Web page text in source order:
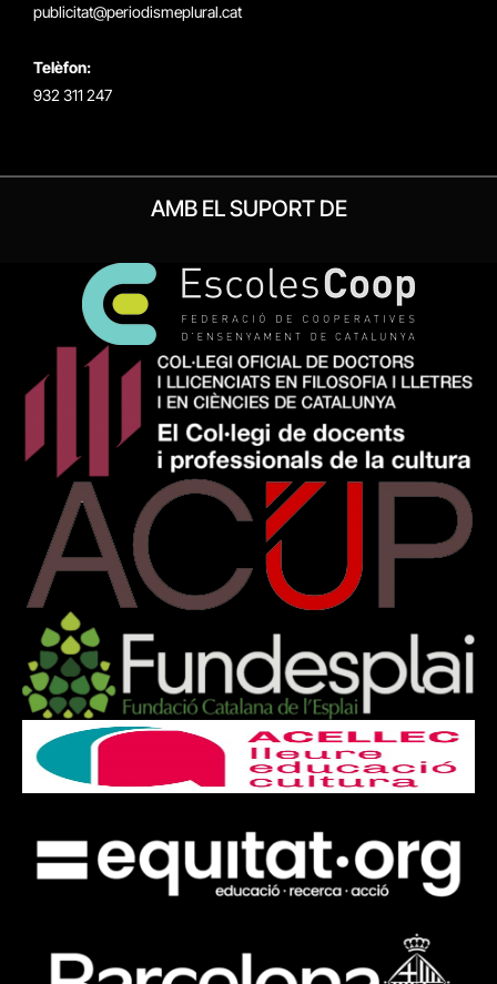
publicitat@periodismeplural.cat
Telèfon:
932 311 247
AMB EL SUPORT DE